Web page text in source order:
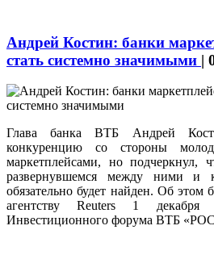
Андрей Костин: банки
стать системно значимыми |
Глава банка ВТБ Андрей
конкуренцию со стороны
маркетплейсами, но подчеркнул,
развернувшемся между ними и
обязательно будет найден. Об этом
агентству Reuters 1
Инвестиционного форума ВТБ